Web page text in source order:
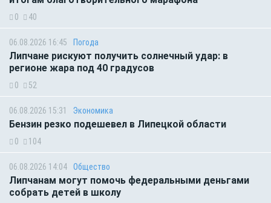
0 40
06.08.2026 16:45 Погода
Липчане рискуют получить солнечный удар: в
регионе жара под 40 градусов
0 52
06.08.2026 15:31 Экономика
Бензин резко подешевел в Липецкой области
0 104
06.08.2026 14:04 Общество
Липчанам могут помочь федеральными деньгами
собрать детей в школу